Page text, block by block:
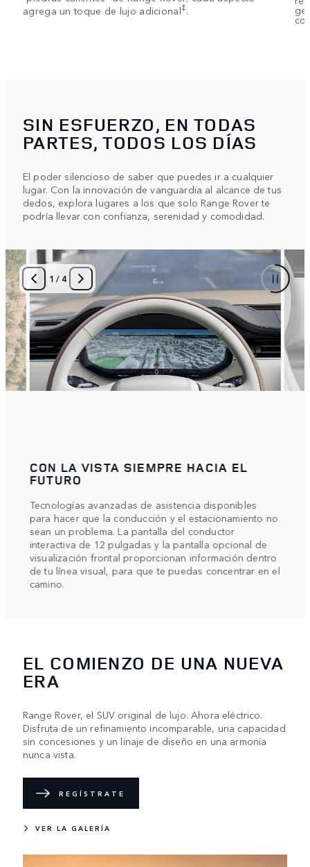
agrega un toque de lujo adicional‡.
SIN ESFUERZO, EN TODAS
PARTES, TODOS LOS DÍAS
El poder silencioso de saber que puedes ir a cualquier
lugar. Con la innovación de vanguardia al alcance de tus
dedos, explora lugares a los que solo Range Rover te
podría llevar con confianza, serenidad y comodidad.
CON LA VISTA SIEMPRE HACIA EL
FUTURO
Tecnologías avanzadas de asistencia disponibles
para hacer que la conducción y el estacionamiento no
sean un problema. La pantalla del conductor
interactiva de 12 pulgadas y la pantalla opcional de
visualización frontal proporcionan información dentro
de tu línea visual, para que te puedas concentrar en el
camino.
1 /4
EL COMIENZO DE UNA NUEVA
ERA
Range Rover, el SUV original de lujo. Ahora eléctrico.
Disfruta de un refinamiento incomparable, una capacidad
sin concesiones y un linaje de diseño en una armonía
nunca vista.
REGÍSTRATE
VER LA GALERÍA